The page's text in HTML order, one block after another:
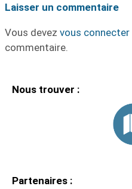
Laisser un commentaire
Vous devez vous connecter
commentaire.
Nous trouver :
Partenaires :